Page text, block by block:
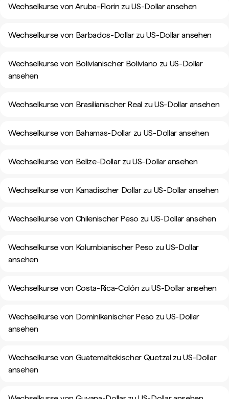
Wechselkurse von Aruba-Florin zu US-Dollar ansehen
Wechselkurse von Barbados-Dollar zu US-Dollar ansehen
Wechselkurse von Bolivianischer Boliviano zu US-Dollar
ansehen
Wechselkurse von Brasilianischer Real zu US-Dollar ansehen
Wechselkurse von Bahamas-Dollar zu US-Dollar ansehen
Wechselkurse von Belize-Dollar zu US-Dollar ansehen
Wechselkurse von Kanadischer Dollar zu US-Dollar ansehen
Wechselkurse von Chilenischer Peso zu US-Dollar ansehen
Wechselkurse von Kolumbianischer Peso zu US-Dollar
ansehen
Wechselkurse von Costa-Rica-Colón zu US-Dollar ansehen
Wechselkurse von Dominikanischer Peso zu US-Dollar
ansehen
Wechselkurse von Guatemaltekischer Quetzal zu US-Dollar
ansehen